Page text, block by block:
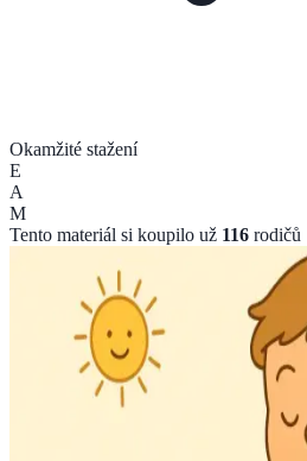
Okamžité stažení
E
A
M
Tento materiál si koupilo už 116 rodičů